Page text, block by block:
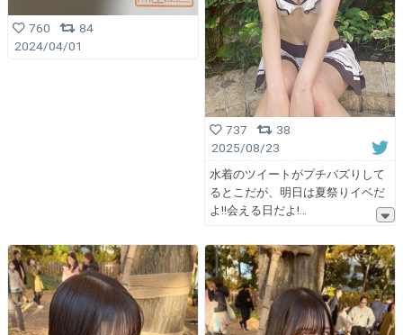
760
84
2024/04/01
737
38
2025/08/23
水着のツイートがプチバズりして
るとこだが、明日は夏祭りイベだ
よ!!会える日だよ!